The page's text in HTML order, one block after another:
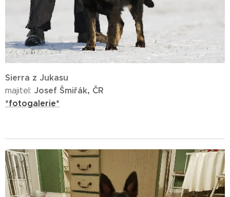
Sierra z Jukasu
majitel: Josef Šmiřák, ČR
*fotogalerie*